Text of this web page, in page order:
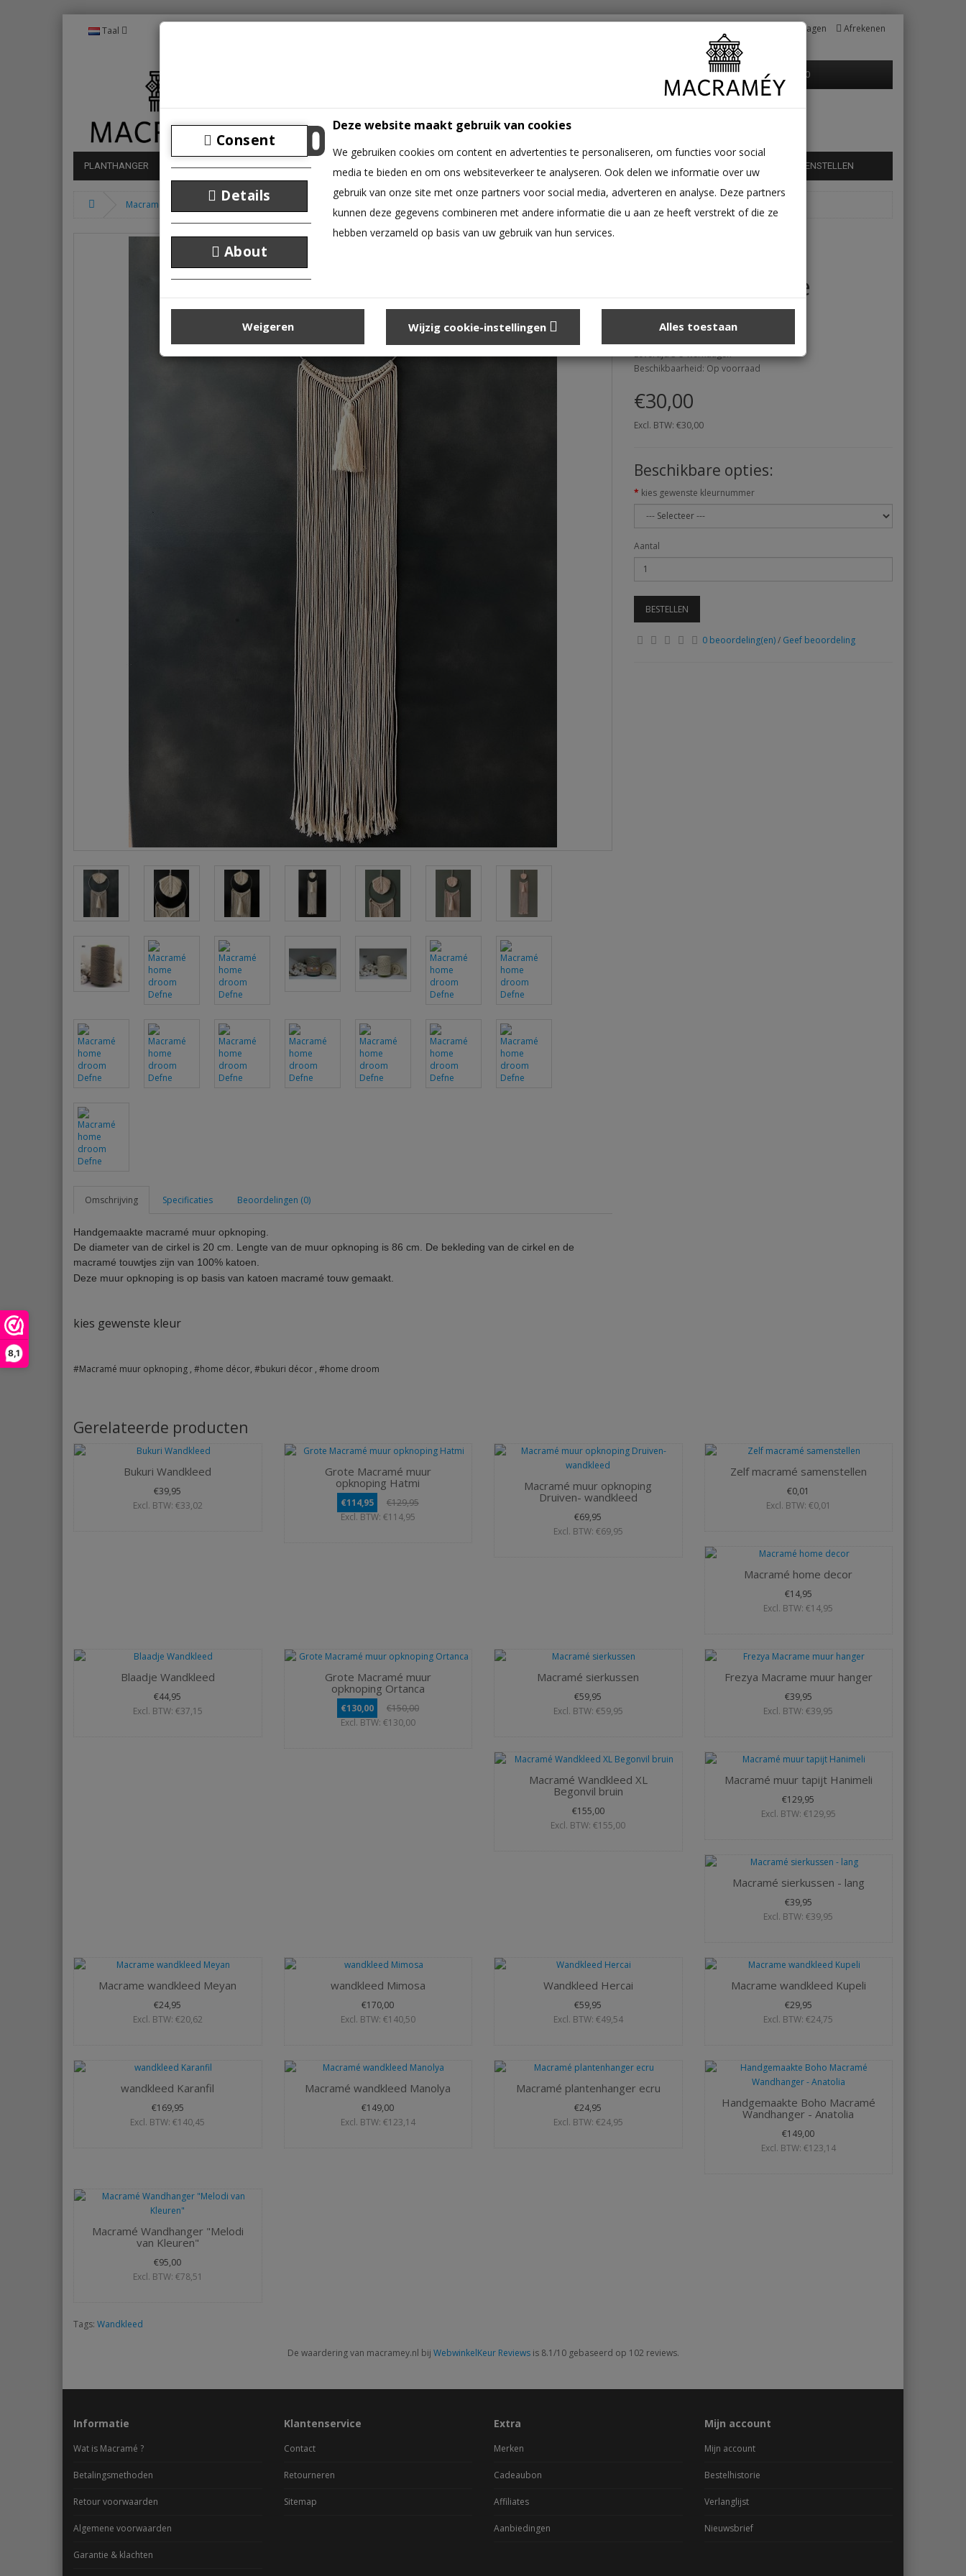
8,1
Taal Winkelwagen Afrekenen
0 product(en) - €0,00
PLANTHANGER MUURDECORATIE DROMENVANGER SAMENSTELLEN
Macramé home droom Defne
Omschrijving Specificaties Beoordelingen (0)
Handgemaakte macramé muur opknoping.
De diameter van de cirkel is 20 cm. Lengte van de muur opknoping is 86 cm. De bekleding van de cirkel en de
macramé touwtjes zijn van 100% katoen.
Deze muur opknoping is op basis van katoen macramé touw gemaakt.
kies gewenste kleur
#Macramé muur opknoping , #home décor, #bukuri décor , #home droom
Macramé home
droom Defne
Levertijd 3-5 werkdagen
Beschikbaarheid: Op voorraad
€30,00
Excl. BTW: €30,00
Beschikbare opties:
kies gewenste kleurnummer
Aantal
BESTELLEN
0 beoordeling(en)/ Geef beoordeling
Gerelateerde producten
Bukuri Wandkleed
€39,95
Excl. BTW: €33,02
Grote Macramé muur
opknoping Hatmi
€114,95
€129,95
Excl. BTW: €114,95
Macramé muur opknoping
Druiven- wandkleed
€69,95
Excl. BTW: €69,95
Zelf macramé samenstellen
€0,01
Excl. BTW: €0,01
Macramé home decor
€14,95
Excl. BTW: €14,95
Blaadje Wandkleed
€44,95
Excl. BTW: €37,15
Grote Macramé muur
opknoping Ortanca
€130,00
€150,00
Excl. BTW: €130,00
Macramé sierkussen
€59,95
Excl. BTW: €59,95
Frezya Macrame muur hanger
€39,95
Excl. BTW: €39,95
Macramé Wandkleed XL
Begonvil bruin
€155,00
Excl. BTW: €155,00
Macramé muur tapijt Hanimeli
€129,95
Excl. BTW: €129,95
Macramé sierkussen - lang
€39,95
Excl. BTW: €39,95
Macrame wandkleed Meyan
€24,95
Excl. BTW: €20,62
wandkleed Mimosa
€170,00
Excl. BTW: €140,50
Wandkleed Hercai
€59,95
Excl. BTW: €49,54
Macrame wandkleed Kupeli
€29,95
Excl. BTW: €24,75
wandkleed Karanfil
€169,95
Excl. BTW: €140,45
Macramé wandkleed Manolya
€149,00
Excl. BTW: €123,14
Macramé plantenhanger ecru
€24,95
Excl. BTW: €24,95
Handgemaakte Boho Macramé
Wandhanger - Anatolia
€149,00
Excl. BTW: €123,14
Macramé Wandhanger "Melodi
van Kleuren"
€95,00
Excl. BTW: €78,51
Tags: Wandkleed
De waardering van macramey.nl bij WebwinkelKeur Reviewsis 8.1/10 gebaseerd op 102 reviews.
Informatie
Wat is Macramé ?
Betalingsmethoden
Retour voorwaarden
Algemene voorwaarden
Garantie & klachten
Klantenservice
Contact
Retourneren
Sitemap
Extra
Merken
Cadeaubon
Affiliates
Aanbiedingen
Mijn account
Mijn account
Bestelhistorie
Verlanglijst
Nieuwsbrief
Consent
Details
About
Deze website maakt gebruik van cookies
We gebruiken cookies om content en advertenties te personaliseren, om functies voor social
media te bieden en om ons websiteverkeer te analyseren. Ook delen we informatie over uw
gebruik van onze site met onze partners voor social media, adverteren en analyse. Deze partners
kunnen deze gegevens combineren met andere informatie die u aan ze heeft verstrekt of die ze
hebben verzameld op basis van uw gebruik van hun services.
Weigeren Wijzig cookie-instellingen Alles toestaan